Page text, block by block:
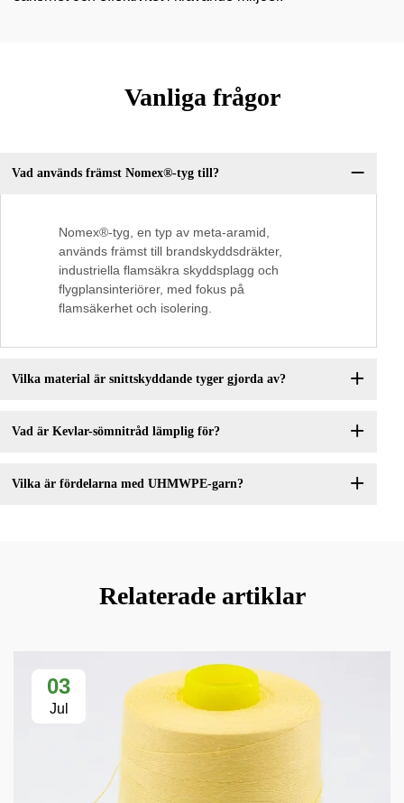
Vanliga frågor
Vad används främst Nomex®-tyg till?
Nomex®-tyg, en typ av meta-aramid,
används främst till brandskyddsdräkter,
industriella flamsäkra skyddsplagg och
flygplansinteriörer, med fokus på
flamsäkerhet och isolering.
Vilka material är snittskyddande tyger gjorda av?
Vad är Kevlar-sömnitråd lämplig för?
Vilka är fördelarna med UHMWPE-garn?
Relaterade artiklar
03
Jul